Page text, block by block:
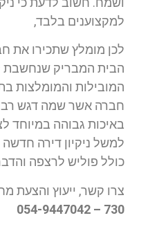
למקצוענים בלבד,
לכן מומלץ שתכירו את
הבית המבריק
המובילות והמומלצות
חברה אשר שמה דגש רב
באיכות גבוהה במיוחד
כולל פוליש לרצפה
צרו קשר, ייעוץ והצעת
730 – 054-9447042